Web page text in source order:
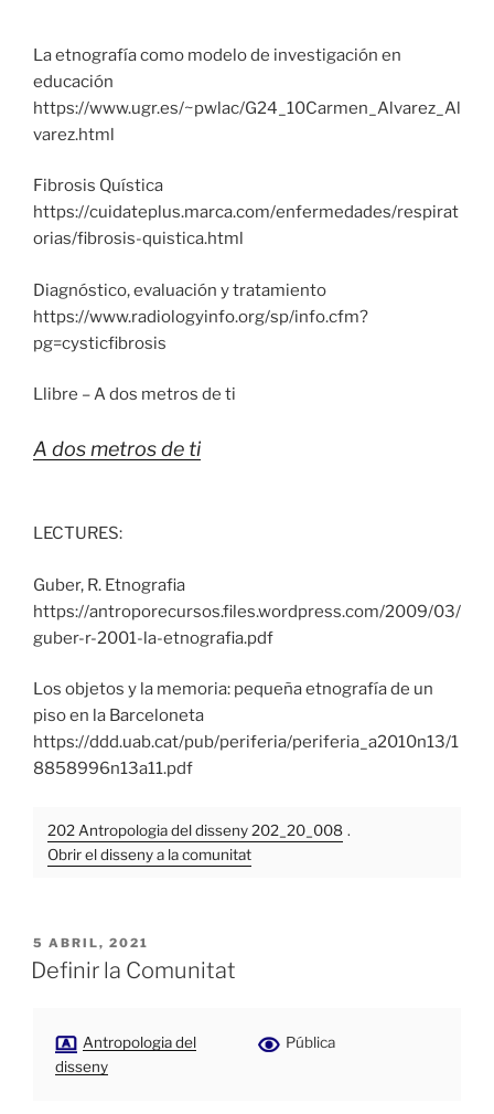
La etnografía como modelo de investigación en
educación
https://www.ugr.es/~pwlac/G24_10Carmen_Alvarez_Al
varez.html
Fibrosis Quística
https://cuidateplus.marca.com/enfermedades/respirat
orias/fibrosis-quistica.html
Diagnóstico, evaluación y tratamiento
https://www.radiologyinfo.org/sp/info.cfm?
pg=cysticfibrosis
Llibre – A dos metros de ti
A dos metros de ti
LECTURES:
Guber, R. Etnografia
https://antroporecursos.files.wordpress.com/2009/03/
guber-r-2001-la-etnografia.pdf
Los objetos y la memoria: pequeña etnografía de un
piso en la Barceloneta
https://ddd.uab.cat/pub/periferia/periferia_a2010n13/1
8858996n13a11.pdf
202 Antropologia del disseny 202_20_008 .
Obrir el disseny a la comunitat
PUBLICADO
EL
5 ABRIL, 2021
Definir la Comunitat
Antropologia del
disseny
Pública